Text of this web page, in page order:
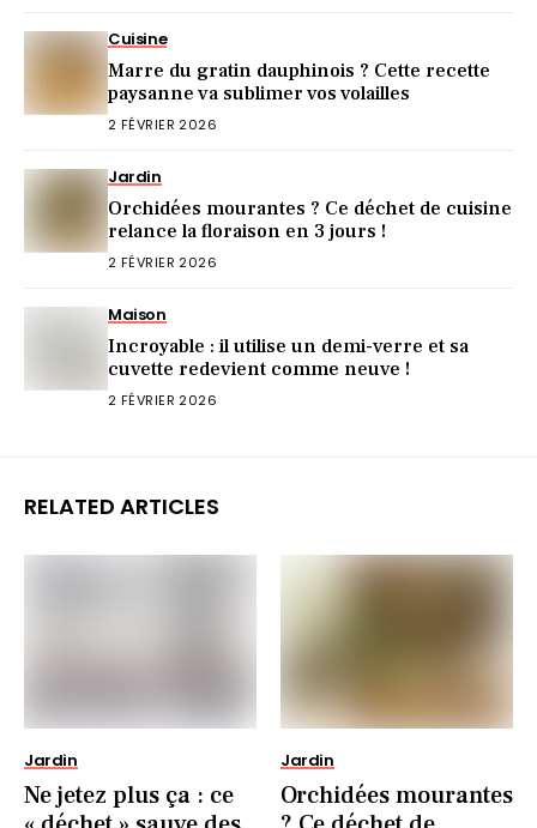
Cuisine
Marre du gratin dauphinois ? Cette recette
paysanne va sublimer vos volailles
2 FÉVRIER 2026
Jardin
Orchidées mourantes ? Ce déchet de cuisine
relance la floraison en 3 jours !
2 FÉVRIER 2026
Maison
Incroyable : il utilise un demi-verre et sa
cuvette redevient comme neuve !
2 FÉVRIER 2026
RELATED ARTICLES
Jardin
Ne jetez plus ça : ce
Jardin
Orchidées mourantes